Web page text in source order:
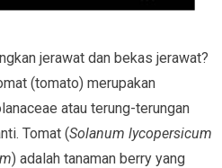
jerawat dan bekas jerawat?
(tomato) merupakan
atau terung-terungan
Tomat (Solanum lycopersicum
) adalah tanaman berry yang